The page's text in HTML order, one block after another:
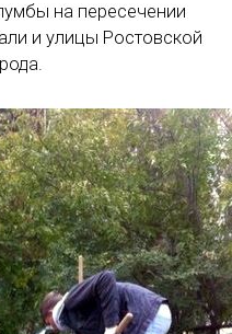
на пересечении
и улицы Ростовской